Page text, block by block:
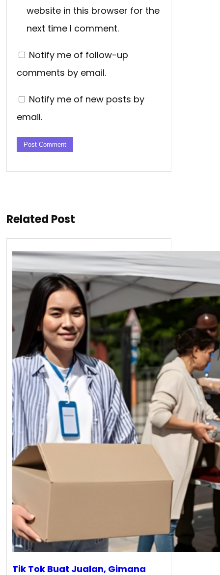
website in this browser for the
next time I comment.
Notify me of follow-up
comments by email.
Notify me of new posts by
email.
Related Post
Tik Tok Buat Jualan, Gimana